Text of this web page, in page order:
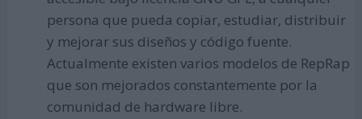
persona que pueda copiar, estudiar, distribuir
y mejorar sus diseños y código fuente.
Actualmente existen varios modelos de RepRap
que son mejorados constantemente por la
comunidad de hardware libre.